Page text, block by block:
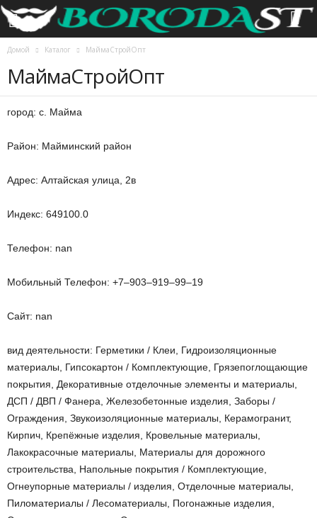
Домой Каталог МаймаСтройОпт
МаймаСтройОпт
город: с. Майма
Район: Майминский район
Адрес: Алтайская улица, 2в
Индекс: 649100.0
Телефон: nan
Мобильный Телефон: +7‒903‒919‒99‒19
Сайт: nan
вид деятельности: Герметики / Клеи, Гидроизоляционные
материалы, Гипсокартон / Комплектующие, Грязепоглощающие
покрытия, Декоративные отделочные элементы и материалы,
ДСП / ДВП / Фанера, Железобетонные изделия, Заборы /
Ограждения, Звукоизоляционные материалы, Керамогранит,
Кирпич, Крепёжные изделия, Кровельные материалы,
Лакокрасочные материалы, Материалы для дорожного
строительства, Напольные покрытия / Комплектующие,
Огнеупорные материалы / изделия, Отделочные материалы,
Пиломатериалы / Лесоматериалы, Погонажные изделия,